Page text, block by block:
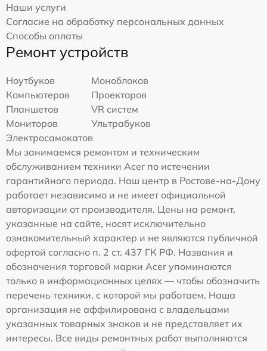
Наши услуги
Согласие на обработку персональных данных
Способы оплаты
Ремонт устройств
Ноутбуков
Моноблоков
Компьютеров
Проекторов
Планшетов
VR систем
Мониторов
Ультрабуков
Электросамокатов
Мы занимаемся ремонтом и техническим
обслуживанием техники Acer по истечении
гарантийного периода. Наш центр в Ростове-на-Дону
работает независимо и не имеет официальной
авторизации от производителя. Цены на ремонт,
указанные на сайте, носят исключительно
ознакомительный характер и не являются публичной
офертой согласно п. 2 ст. 437 ГК РФ. Названия и
обозначения торговой марки Acer упоминаются
только в информационных целях — чтобы обозначить
перечень техники, с которой мы работаем. Наша
организация не аффилирована с владельцами
указанных товарных знаков и не представляет их
интересы. Все виды ремонтных работ выполняются